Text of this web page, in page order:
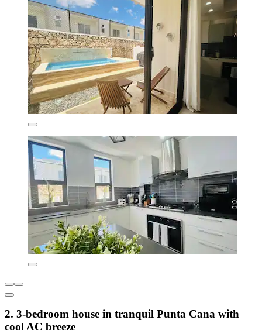
2. 3-bedroom house in tranquil Punta Cana with
cool AC breeze